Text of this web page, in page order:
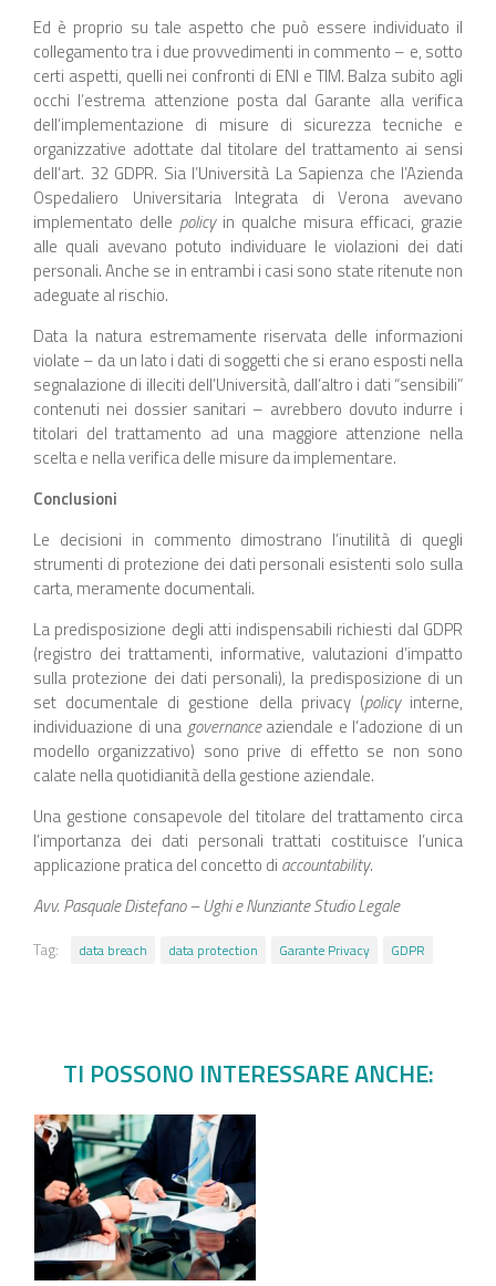
Ed è proprio su tale aspetto che può essere individuato il
collegamento tra i due provvedimenti in commento – e, sotto
certi aspetti, quelli nei confronti di ENI e TIM. Balza subito agli
occhi l’estrema attenzione posta dal Garante alla verifica
dell’implementazione di misure di sicurezza tecniche e
organizzative adottate dal titolare del trattamento ai sensi
dell’art. 32 GDPR. Sia l’Università La Sapienza che l’Azienda
Ospedaliero Universitaria Integrata di Verona avevano
implementato delle policyin qualche misura efficaci, grazie
alle quali avevano potuto individuare le violazioni dei dati
personali. Anche se in entrambi i casi sono state ritenute non
adeguate al rischio.
Data la natura estremamente riservata delle informazioni
violate – da un lato i dati di soggetti che si erano esposti nella
segnalazione di illeciti dell’Università, dall’altro i dati “sensibili”
contenuti nei dossier sanitari – avrebbero dovuto indurre i
titolari del trattamento ad una maggiore attenzione nella
scelta e nella verifica delle misure da implementare.
Conclusioni
Le decisioni in commento dimostrano l’inutilità di quegli
strumenti di protezione dei dati personali esistenti solo sulla
carta, meramente documentali.
La predisposizione degli atti indispensabili richiesti dal GDPR
(registro dei trattamenti, informative, valutazioni d’impatto
sulla protezione dei dati personali), la predisposizione di un
set documentale di gestione della privacy (policyinterne,
individuazione di una governanceaziendale e l’adozione di un
modello organizzativo) sono prive di effetto se non sono
calate nella quotidianità della gestione aziendale.
Una gestione consapevole del titolare del trattamento circa
l’importanza dei dati personali trattati costituisce l’unica
applicazione pratica del concetto di accountability.
Avv. Pasquale Distefano – Ughi e Nunziante Studio Legale
Tag: data breach data protection Garante Privacy GDPR
TI POSSONO INTERESSARE ANCHE: